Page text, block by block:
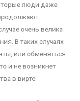
люди даже
очень велика
В таких случаях
или обменяться
и не возникнет
в вирте.